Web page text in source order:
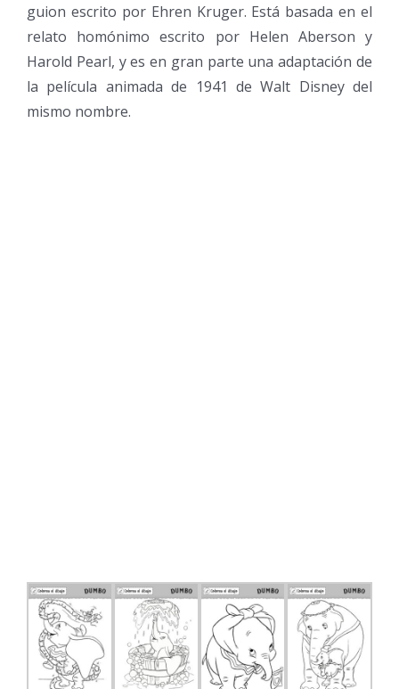
guion escrito por Ehren Kruger. Está basada en el
relato homónimo escrito por Helen Aberson y
Harold Pearl, y es en gran parte una adaptación de
la película animada de 1941 de Walt Disney del
mismo nombre.